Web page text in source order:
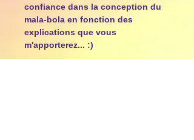
confiance dans la conception du
mala-bola en fonction des
explications que vous
m'apporterez... :)